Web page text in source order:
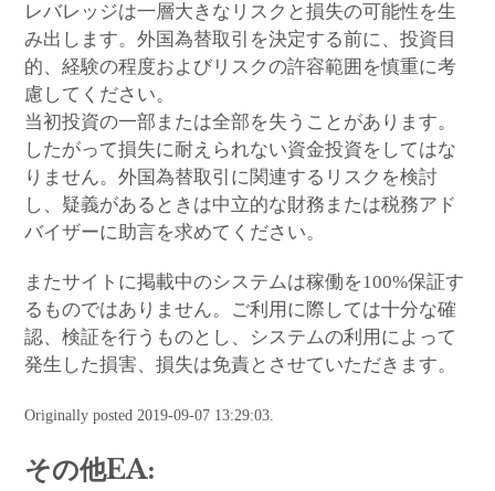
レバレッジは一層大きなリスクと損失の可能性を生
み出します。外国為替取引を決定する前に、投資目
的、経験の程度およびリスクの許容範囲を慎重に考
慮してください。
当初投資の一部または全部を失うことがあります。
したがって損失に耐えられない資金投資をしてはな
りません。外国為替取引に関連するリスクを検討
し、疑義があるときは中立的な財務または税務アド
バイザーに助言を求めてください。
またサイトに掲載中のシステムは稼働を100%保証す
るものではありません。ご利用に際しては十分な確
認、検証を行うものとし、システムの利用によって
発生した損害、損失は免責とさせていただきます。
Originally posted 2019-09-07 13:29:03.
その他EA: